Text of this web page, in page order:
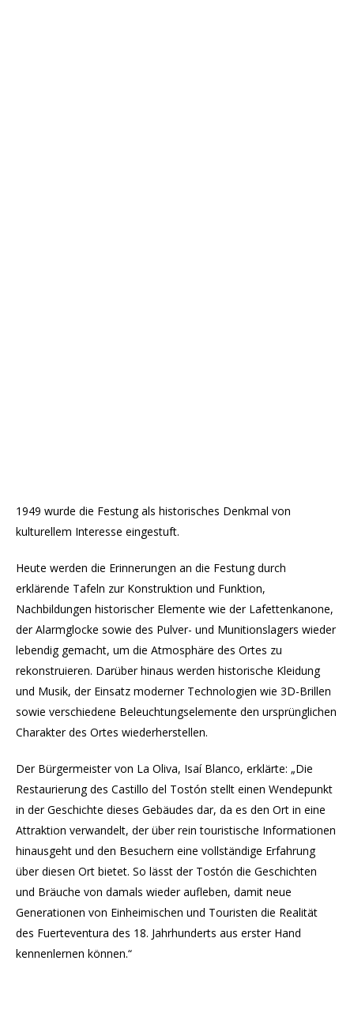
1949 wurde die Festung als historisches Denkmal von
kulturellem Interesse eingestuft.
Heute werden die Erinnerungen an die Festung durch
erklärende Tafeln zur Konstruktion und Funktion,
Nachbildungen historischer Elemente wie der Lafettenkanone,
der Alarmglocke sowie des Pulver- und Munitionslagers wieder
lebendig gemacht, um die Atmosphäre des Ortes zu
rekonstruieren. Darüber hinaus werden historische Kleidung
und Musik, der Einsatz moderner Technologien wie 3D-Brillen
sowie verschiedene Beleuchtungselemente den ursprünglichen
Charakter des Ortes wiederherstellen.
Der Bürgermeister von La Oliva, Isaí Blanco, erklärte: „Die
Restaurierung des Castillo del Tostón stellt einen Wendepunkt
in der Geschichte dieses Gebäudes dar, da es den Ort in eine
Attraktion verwandelt, der über rein touristische Informationen
hinausgeht und den Besuchern eine vollständige Erfahrung
über diesen Ort bietet. So lässt der Tostón die Geschichten
und Bräuche von damals wieder aufleben, damit neue
Generationen von Einheimischen und Touristen die Realität
des Fuerteventura des 18. Jahrhunderts aus erster Hand
kennenlernen können.“